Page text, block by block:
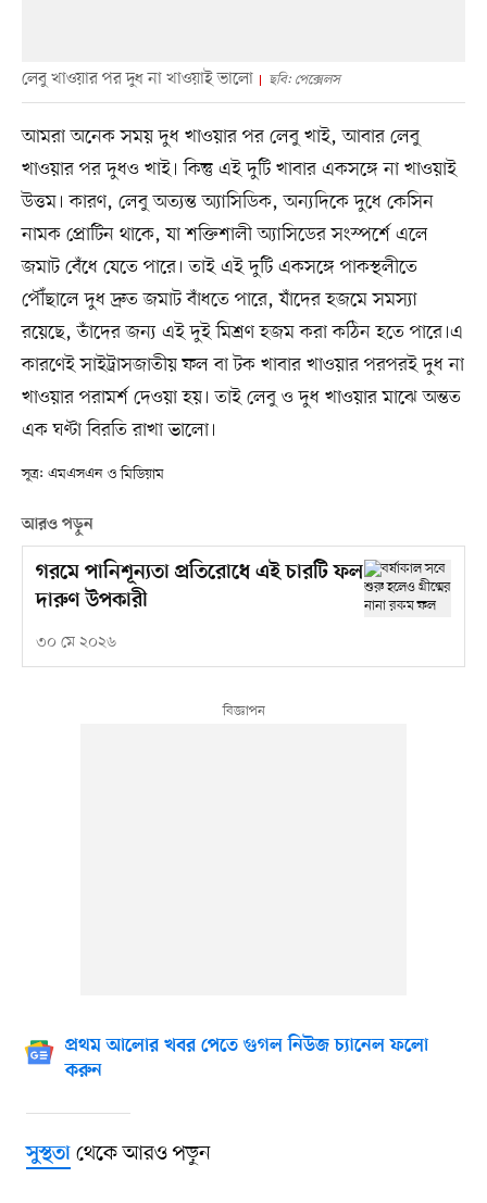
লেবু খাওয়ার পর দুধ না খাওয়াই ভালো ছবি: পেক্সেলস
আমরা অনেক সময় দুধ খাওয়ার পর লেবু খাই, আবার লেবু
খাওয়ার পর দুধও খাই। কিন্তু এই দুটি খাবার একসঙ্গে না খাওয়াই
উত্তম। কারণ, লেবু অত্যন্ত অ্যাসিডিক, অন্যদিকে দুধে কেসিন
নামক প্রোটিন থাকে, যা শক্তিশালী অ্যাসিডের সংস্পর্শে এলে
জমাট বেঁধে যেতে পারে। তাই এই দুটি একসঙ্গে পাকস্থলীতে
পৌঁছালে দুধ দ্রুত জমাট বাঁধতে পারে, যাঁদের হজমে সমস্যা
রয়েছে, তাঁদের জন্য এই দুই মিশ্রণ হজম করা কঠিন হতে পারে।এ
কারণেই সাইট্রাসজাতীয় ফল বা টক খাবার খাওয়ার পরপরই দুধ না
খাওয়ার পরামর্শ দেওয়া হয়। তাই লেবু ও দুধ খাওয়ার মাঝে অন্তত
এক ঘণ্টা বিরতি রাখা ভালো।
সূত্র: এমএসএন ও মিডিয়াম
আরও পড়ুন
গরমে পানিশূন্যতা প্রতিরোধে এই চারটি ফল
দারুণ উপকারী
৩০ মে ২০২৬
প্রথম আলোর খবর পেতে গুগল নিউজ চ্যানেল ফলো
করুন
সুস্থতাথেকে আরও পড়ুন